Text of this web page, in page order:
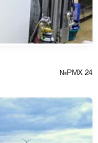
№РMX 24